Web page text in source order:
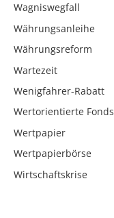
Wagniswegfall
Währungsanleihe
Währungsreform
Wartezeit
Wenigfahrer-Rabatt
Wertorientierte Fonds
Wertpapier
Wertpapierbörse
Wirtschaftskrise